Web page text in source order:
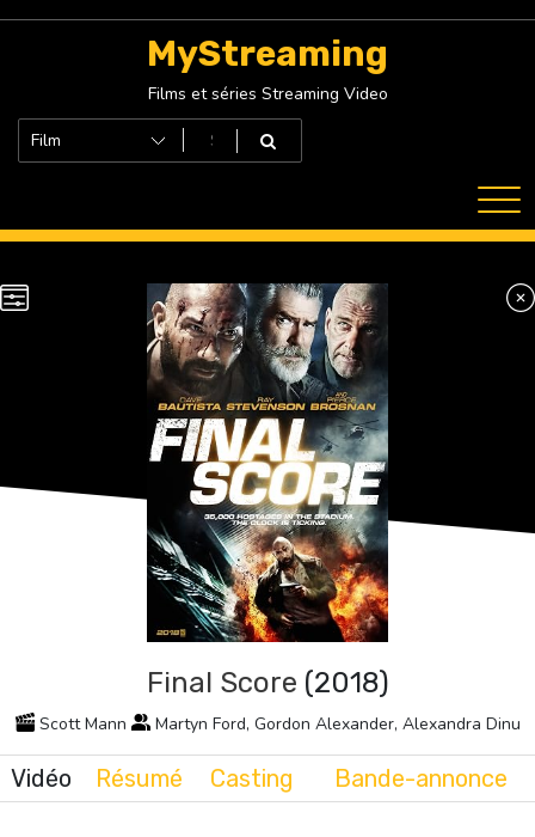
MyStreaming
Films et séries Streaming Video
Final Score (2018)
Scott Mann Martyn Ford, Gordon Alexander, Alexandra Dinu
Vidéo Résumé Casting Bande-annonce